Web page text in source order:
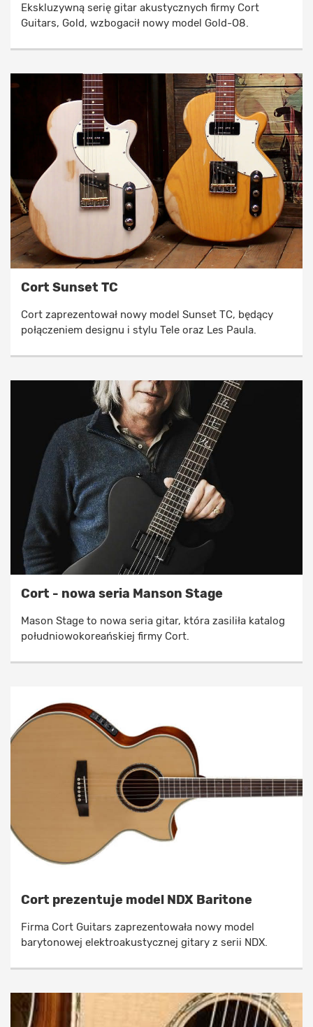
Ekskluzywną serię gitar akustycznych firmy Cort
Guitars, Gold, wzbogacił nowy model Gold-O8.
Cort Sunset TC
Cort zaprezentował nowy model Sunset TC, będący
połączeniem designu i stylu Tele oraz Les Paula.
Cort - nowa seria Manson Stage
Mason Stage to nowa seria gitar, która zasiliła katalog
południowokoreańskiej firmy Cort.
Cort prezentuje model NDX Baritone
Firma Cort Guitars zaprezentowała nowy model
barytonowej elektroakustycznej gitary z serii NDX.